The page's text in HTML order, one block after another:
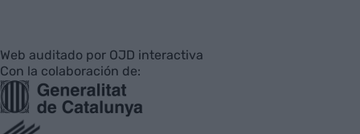
Web auditado por OJD interactiva
Con la colaboración de: